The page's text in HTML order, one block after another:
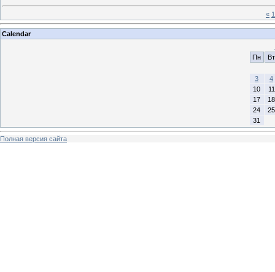
« 1
Calendar
Пн
Вт
3
4
10
11
17
18
24
25
31
Полная версия сайта